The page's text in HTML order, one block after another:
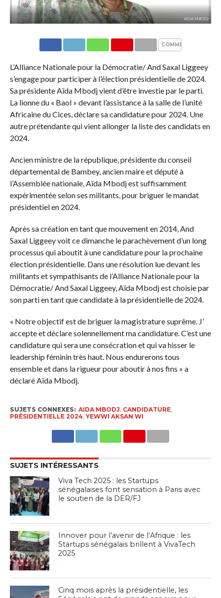
AÏDA MBODJ
COMMENTAIRES
L’Alliance Nationale pour la Démocratie/ And Saxal Liggeey
s’engage pour participer à l’élection présidentielle de 2024.
Sa présidente Aïda Mbodj vient d’être investie par le parti.
La lionne du « Baol » devant l’assistance à la salle de l’unité
Africaine du Cices, déclare sa candidature pour 2024. Une
autre prétendante qui vient allonger la liste des candidats en
2024.
Ancien ministre de la république, présidente du conseil
départemental de Bambey, ancien maire et député à
l’Assemblée nationale, Aïda Mbodj est suffisamment
expérimentée selon ses militants, pour briguer le mandat
présidentiel en 2024.
Après sa création en tant que mouvement en 2014, And
Saxal Liggeey voit ce dimanche le parachèvement d’un long
processus qui aboutit à une candidature pour la prochaine
élection présidentielle. Dans une résolution lue devant les
militants et sympathisants de l’Alliance Nationale pour la
Démocratie/ And Saxal Liggeey, Aïda Mbodj est choisie par
son parti en tant que candidate à la présidentielle de 2024.
« Notre objectif est de briguer la magistrature suprême. J’
accepte et déclare solennellement ma candidature. C’est une
candidature qui sera une consécration et qui va hisser le
leadership féminin très haut. Nous endurerons tous
ensemble et dans la rigueur pour aboutir à nos fins » a
déclaré Aïda Mbodj.
SUJETS CONNEXES: AIDA MBODJ CANDIDATURE,
PRÉSIDENTIELLE 2024 YEWWI AKSAN WI
SUJETS INTÉRESSANTS
Viva Tech 2025 : les Startups
sénégalaises font sensation à Paris avec
le soutien de la DER/FJ
Innover pour l’avenir de l’Afrique : les
Startups sénégalais brillent à VivaTech
2025
Cinq mois après la présidentielle, les